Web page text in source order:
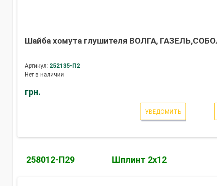
Шайба хомута глушителя ВОЛГА,
Артикул: 252135-П2
Нет в наличии
грн.
УВЕДОМИТЬ
258012-П29 Шплинт 2х12